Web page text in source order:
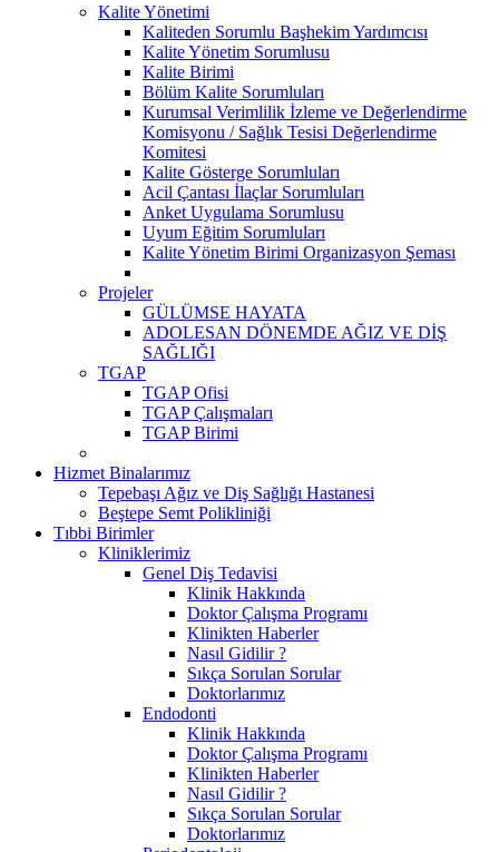
Kalite Yönetimi
Kaliteden Sorumlu Başhekim Yardımcısı
Kalite Yönetim Sorumlusu
Kalite Birimi
Bölüm Kalite Sorumluları
Kurumsal Verimlilik İzleme ve Değerlendirme
Komisyonu / Sağlık Tesisi Değerlendirme
Komitesi
Kalite Gösterge Sorumluları
Acil Çantası İlaçlar Sorumluları
Anket Uygulama Sorumlusu
Uyum Eğitim Sorumluları
Kalite Yönetim Birimi Organizasyon Şeması
Projeler
GÜLÜMSE HAYATA
ADOLESAN DÖNEMDE AĞIZ VE DİŞ
SAĞLIĞI
TGAP
TGAP Ofisi
TGAP Çalışmaları
TGAP Birimi
Hizmet Binalarımız
Tepebaşı Ağız ve Diş Sağlığı Hastanesi
Beştepe Semt Polikliniği
Tıbbi Birimler
Kliniklerimiz
Genel Diş Tedavisi
Klinik Hakkında
Doktor Çalışma Programı
Klinikten Haberler
Nasıl Gidilir ?
Sıkça Sorulan Sorular
Doktorlarımız
Endodonti
Klinik Hakkında
Doktor Çalışma Programı
Klinikten Haberler
Nasıl Gidilir ?
Sıkça Sorulan Sorular
Doktorlarımız